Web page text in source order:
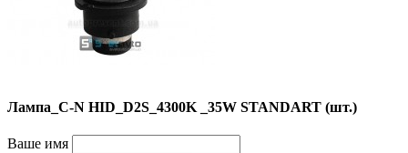
Лампа_C-N HID_D2S_4300K _35W STANDART (шт.)
Ваше имя